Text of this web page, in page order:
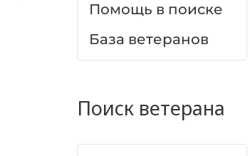
Помощь в поиске
База ветеранов
Поиск ветерана